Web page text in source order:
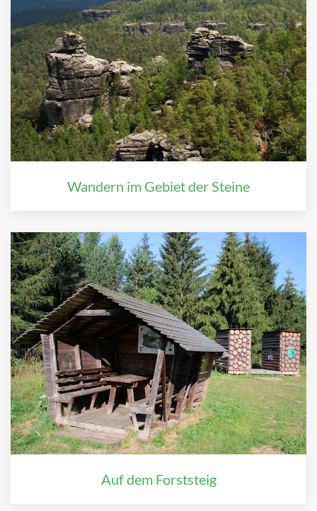
Wandern im Gebiet der Steine
Auf dem Forststeig